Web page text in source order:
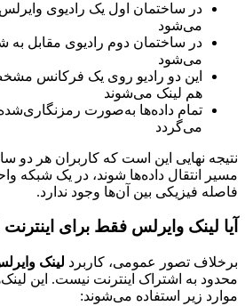
در ساختمان اول یک رادیوی
می‌شود
در ساختمان دوم رادیوی مقابل
می‌شود
این دو رادیو روی یک فرکانس
هم لینک می‌شوند
تمام داده‌ها به‌صورت
می‌گردد
نتیجه نهایی این است که کاربران هر دو
مسیر انتقال داده‌ها شوند، در یک شبکه
فاصله فیزیکی بین آن‌ها وجود ندارد.
آیا لینک وایرلس فقط برای
برخلاف تصور عمومی، کاربرد لینک
محدود به اشتراک اینترنت نیست. این
موارد زیر استفاده می‌شوند: